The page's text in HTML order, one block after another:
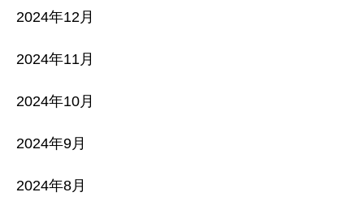
2024年12月
2024年11月
2024年10月
2024年9月
2024年8月